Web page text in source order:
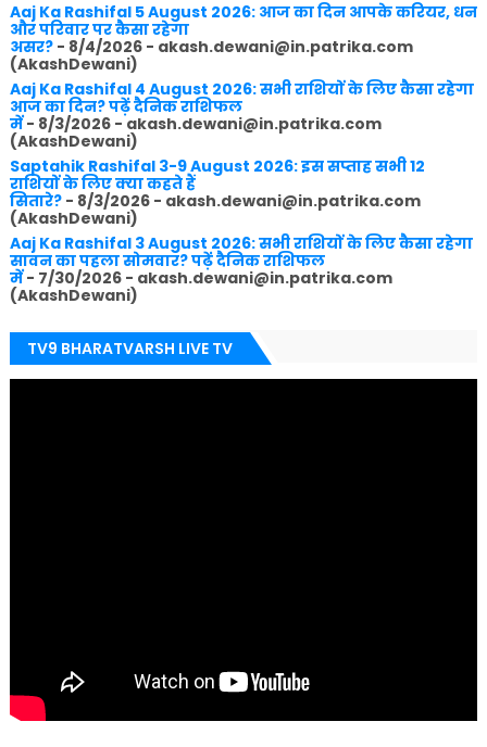
Aaj Ka Rashifal 5 August 2026: आज का दिन आपके करियर, धन
और परिवार पर कैसा रहेगा
असर?- 8/4/2026- akash.dewani@in.patrika.com
(AkashDewani)
Aaj Ka Rashifal 4 August 2026: सभी राशियों के लिए कैसा रहेगा
आज का दिन? पढ़ें दैनिक राशिफल
में- 8/3/2026- akash.dewani@in.patrika.com
(AkashDewani)
Saptahik Rashifal 3-9 August 2026: इस सप्ताह सभी 12
राशियों के लिए क्या कहते हैं
सितारे?- 8/3/2026- akash.dewani@in.patrika.com
(AkashDewani)
Aaj Ka Rashifal 3 August 2026: सभी राशियों के लिए कैसा रहेगा
सावन का पहला सोमवार? पढ़ें दैनिक राशिफल
में- 7/30/2026- akash.dewani@in.patrika.com
(AkashDewani)
TV9 BHARATVARSH LIVE TV